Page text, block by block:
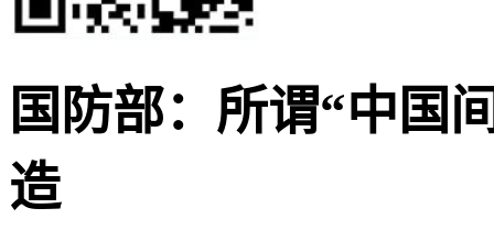
国防部：所谓“中国
造